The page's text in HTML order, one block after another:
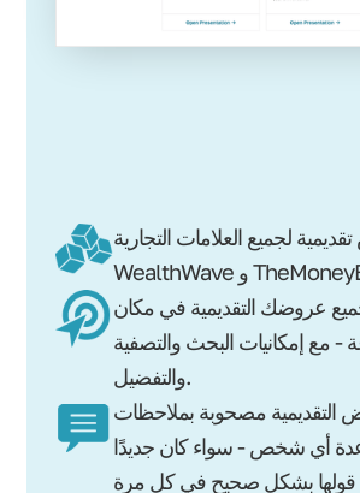
لجميع العلامات التجارية:
عروضك التقديمية في مكان
- مع إمكانيات البحث والتصفية
والتفضيل.
التقديمية مصحوبة بملاحظات
أي شخص - سواء كان جديدًا